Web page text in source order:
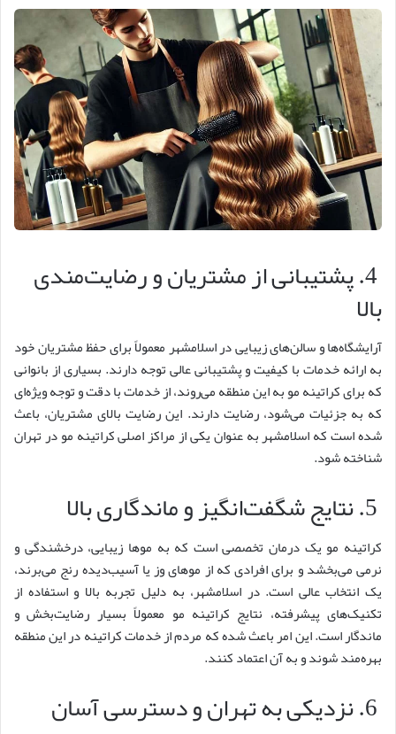
4. پشتیبانی از مشتریان و رضایت‌مندی
بالا
آرایشگاه‌ها و سالن‌های زیبایی در اسلامشهر معمولاً برای حفظ مشتریان خود
به ارائه خدمات با کیفیت و پشتیبانی عالی توجه دارند. بسیاری از بانوانی
که برای کراتینه مو به این منطقه می‌روند، از خدمات با دقت و توجه ویژه‌ای
که به جزئیات می‌شود، رضایت دارند. این رضایت بالای مشتریان، باعث
شده است که اسلامشهر به عنوان یکی از مراکز اصلی کراتینه مو در تهران
شناخته شود.
کراتینه مو یک درمان تخصصی است که به موها زیبایی، درخشندگی و
نرمی می‌بخشد و برای افرادی که از موهای وز یا آسیب‌دیده رنج می‌برند،
یک انتخاب عالی است. در اسلامشهر، به دلیل تجربه بالا و استفاده از
تکنیک‌های پیشرفته، نتایج کراتینه مو معمولاً بسیار رضایت‌بخش و
ماندگار است. این امر باعث شده که مردم از خدمات کراتینه در این منطقه
بهره‌مند شوند و به آن اعتماد کنند.